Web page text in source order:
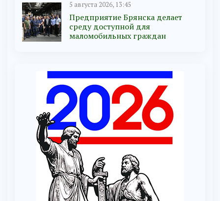
5 августа 2026, 13:45
Предприятие Брянска делает
среду доступной для
маломобильных граждан